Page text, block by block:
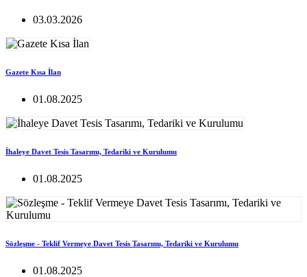
03.03.2026
Gazete Kısa İlan
01.08.2025
İhaleye Davet Tesis Tasarımı, Tedariki ve Kurulumu
01.08.2025
Sözleşme - Teklif Vermeye Davet Tesis Tasarımı, Tedariki ve Kurulumu
01.08.2025